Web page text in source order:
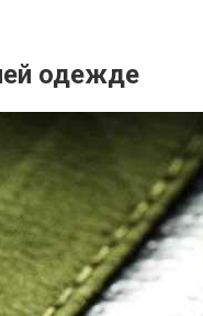
одежде